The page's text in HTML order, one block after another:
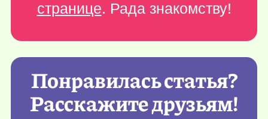
странице. Рада знакомству!
Понравилась статья?
Расскажите друзьям!